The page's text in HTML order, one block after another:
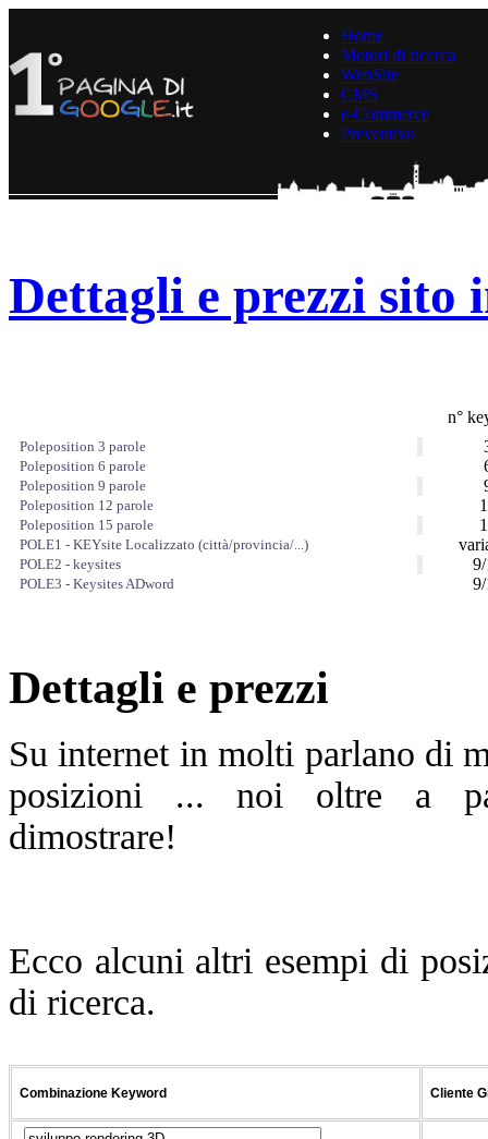
Home
Motori di ricerca
WebSite
CMS
e-Commerce
Preventivo
Dettagli e prezzi sito
n°
Poleposition 3 parole
Poleposition 6 parole
Poleposition 9 parole
Poleposition 12 parole
Poleposition 15 parole
POLE1 - KEYsite Localizzato (città/provincia/...)
POLE2 - keysites
POLE3 - Keysites ADword
Dettagli e prezzi
Su internet in molti parlano di
posizioni ... noi oltre a
dimostrare!
Ecco alcuni altri esempi di
di ricerca.
Combinazione Keyword Cliente